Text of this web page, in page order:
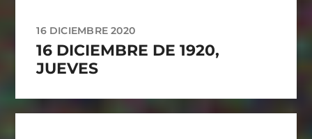
16 DICIEMBRE 2020
16 DICIEMBRE DE 1920,
JUEVES